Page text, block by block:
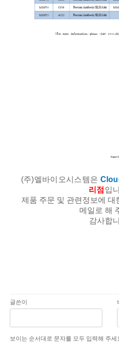
(주)엘바이오시스템은
리점 입
제품 주문 및 관련정보에 대
메일로 해
감사합
글쓴이
보이는 순서대로 문자를 모두 입력해 주세